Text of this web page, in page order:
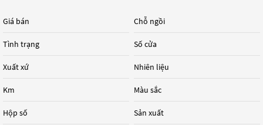
Giá bán
Tình trạng
Xuất xứ
Km
Hộp số
Chỗ ngồi
Số cửa
Nhiên liệu
Màu sắc
Sản xuất